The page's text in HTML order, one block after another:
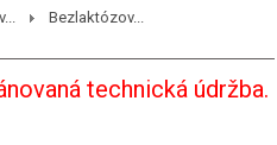
Bezlaktózov...
technická údržba.